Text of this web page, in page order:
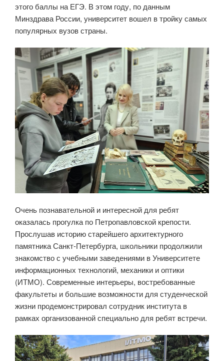
этого баллы на ЕГЭ. В этом году, по данным
Минздрава России, университет вошел в тройку самых
популярных вузов страны.
Очень познавательной и интересной для ребят
оказалась прогулка по Петропавловской крепости.
Прослушав историю старейшего архитектурного
памятника Санкт-Петербурга, школьники продолжили
знакомство с учебными заведениями в Университете
информационных технологий, механики и оптики
(ИТМО). Современные интерьеры, востребованные
факультеты и большие возможности для студенческой
жизни продемонстрировал сотрудник института в
рамках организованной специально для ребят встречи.